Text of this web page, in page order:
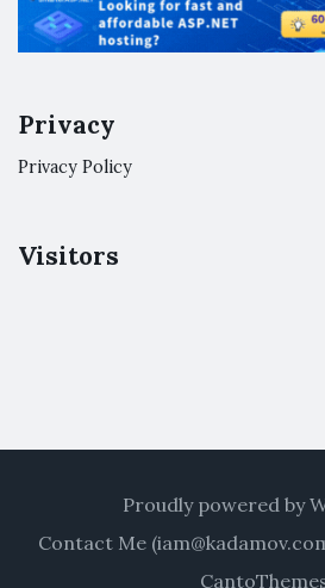
Privacy
Privacy Policy
Visitors
Proudly powered by
Contact Me (